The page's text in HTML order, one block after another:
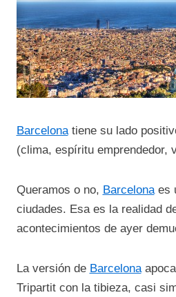
Barcelonatiene su lado
(clima, espíritu emprendedor,
Queramos o no, Barcelonaes
ciudades. Esa es la realidad
acontecimientos de ayer
La versión de Barcelona
Tripartit con la tibieza, casi